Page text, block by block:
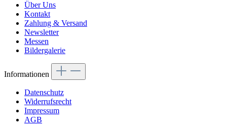
Über Uns
Kontakt
Zahlung & Versand
Newsletter
Messen
Bildergalerie
Informationen
Datenschutz
Widerrufsrecht
Impressum
AGB